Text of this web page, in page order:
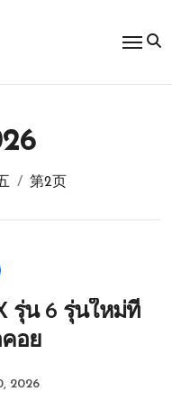
第2页
รุ่น 6 รุ่นใหม่ที่
อย
2026